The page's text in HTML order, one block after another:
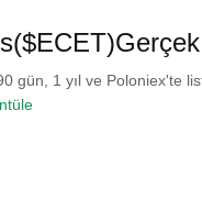
gün, 1 yıl ve Poloniex'te